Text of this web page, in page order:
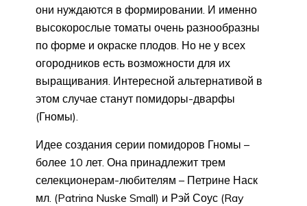
они нуждаются в формировании. И именно
высокорослые томаты очень разнообразны
по форме и окраске плодов. Но не у всех
огородников есть возможности для их
выращивания. Интересной альтернативой в
этом случае станут помидоры-дварфы
(Гномы).
Идее создания серии помидоров Гномы –
более 10 лет. Она принадлежит трем
селекционерам-любителям – Петрине Наск
мл. (Patrina Nuske Small) и Рэй Соус (Ray